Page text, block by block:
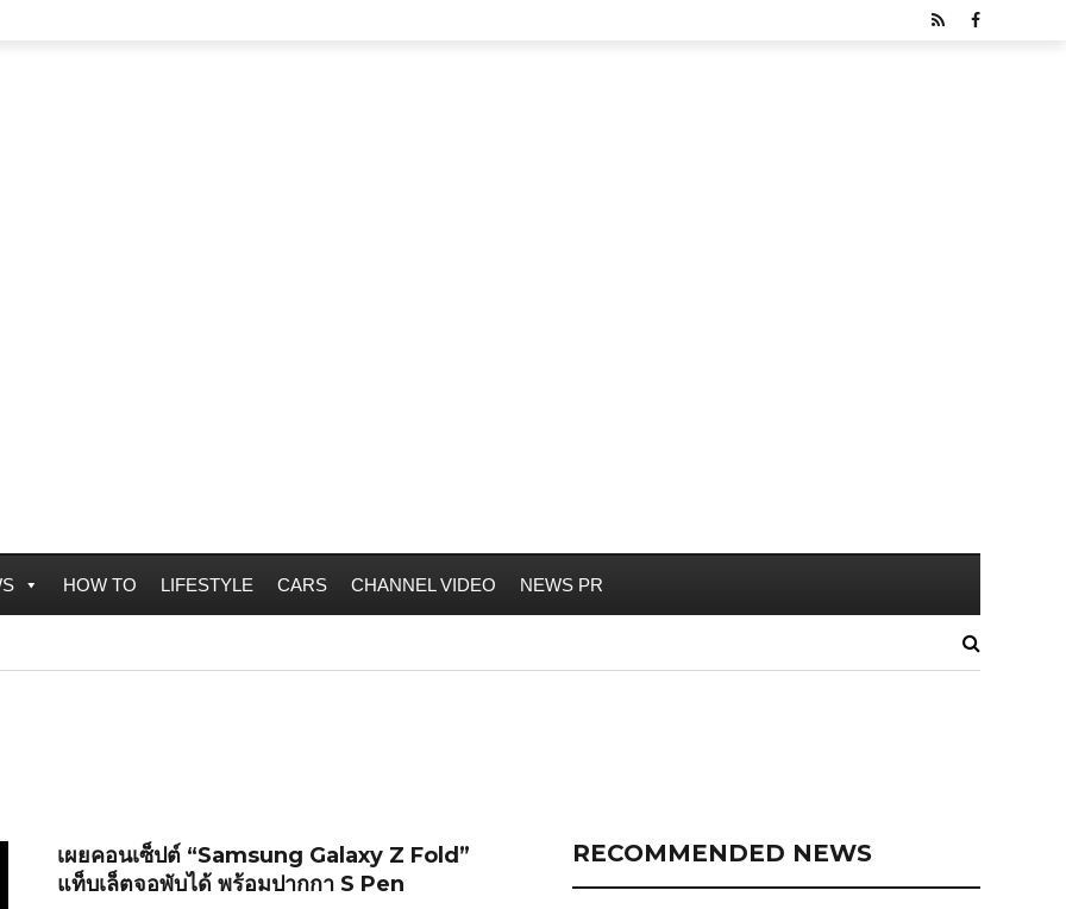
HOW TO LIFESTYLE CARS CHANNEL VIDEO NEWS PR
เผยคอนเซ็ปต์ “Samsung Galaxy Z Fold”
แท็บเล็ตจอพับได้ พร้อมปากกา S Pen
RECOMMENDED NEWS